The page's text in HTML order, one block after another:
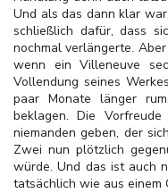
Und als das dann klar
schließlich dafür, dass
nochmal verlängerte.
wenn ein Villeneuve
Vollendung seines
paar Monate länger
beklagen. Die
niemanden geben, der
Zwei nun plötzlich
würde. Und das ist auch
tatsächlich wie aus einem